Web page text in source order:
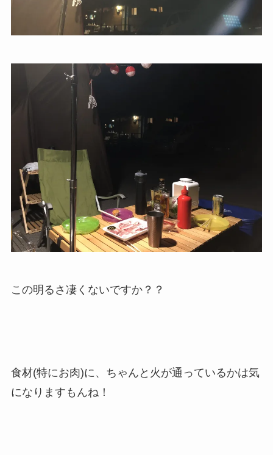
この明るさ凄くないですか？？
食材(特にお肉)に、ちゃんと火が通っているかは気
になりますもんね！